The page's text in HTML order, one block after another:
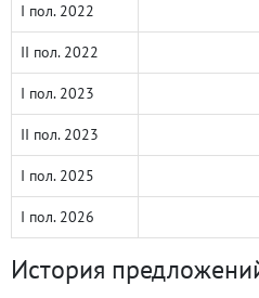
I пол. 2022
II пол. 2022
I пол. 2023
II пол. 2023
I пол. 2025
I пол. 2026
История